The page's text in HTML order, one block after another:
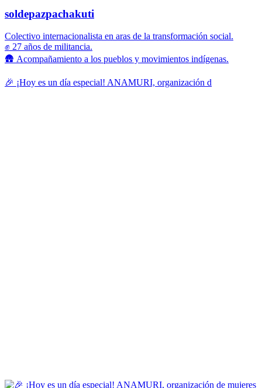
soldepazpachakuti
Colectivo internacionalista en aras de la transformación social.
✊ 27 años de militancia.
🛖 Acompañamiento a los pueblos y movimientos indígenas.
🎉 ¡Hoy es un día especial! ANAMURI, organización d